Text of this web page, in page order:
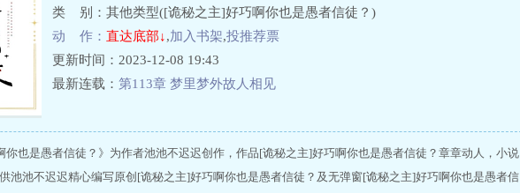
类 别：其他类型([诡秘之主]好巧啊你也是愚者信徒？)
动 作： 直达底部↓,加入书架,投推荐票
更新时间：2023-12-08 19:43
最新连载： 第113章 梦里梦外故人相见
你也是愚者信徒？》为作者池池不迟迟创作，作品[诡秘之主]好巧啊你也是愚者信徒？章章动人，小说
池池不迟迟精心编写原创[诡秘之主]好巧啊你也是愚者信徒？及无弹窗[诡秘之主]好巧啊你也是愚者信